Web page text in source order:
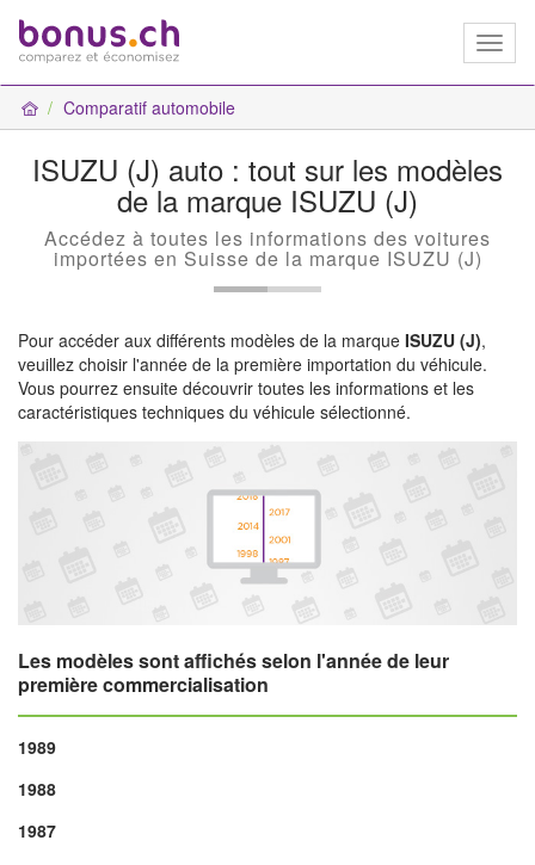
Comparatif automobile
ISUZU (J) auto : tout sur les modèles
de la marque ISUZU (J)
Accédez à toutes les informations des voitures
importées en Suisse de la marque ISUZU (J)
Pour accéder aux différents modèles de la marque ISUZU (J),
veuillez choisir l'année de la première importation du véhicule.
Vous pourrez ensuite découvrir toutes les informations et les
caractéristiques techniques du véhicule sélectionné.
Les modèles sont affichés selon l'année de leur
première commercialisation
1989
1988
1987